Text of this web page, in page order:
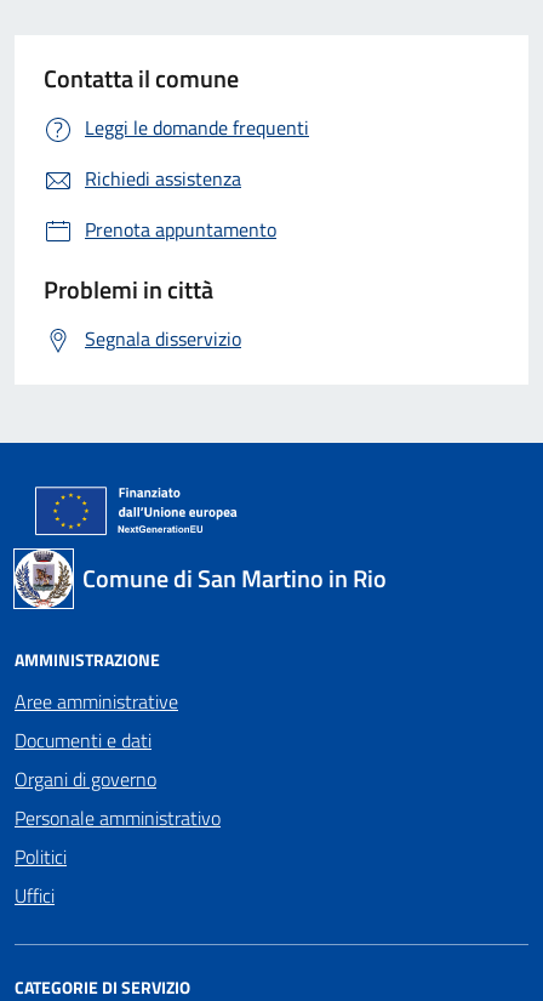
Contatta il comune
Leggi le domande frequenti
Richiedi assistenza
Prenota appuntamento
Problemi in città
Segnala disservizio
Comune di San Martino in Rio
AMMINISTRAZIONE
Aree amministrative
Documenti e dati
Organi di governo
Personale amministrativo
Politici
Uffici
CATEGORIE DI SERVIZIO